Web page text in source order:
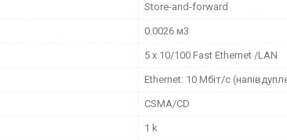
Store-and-forward
0.0026 м3
5 x 10/100 Fast Ethernet /LAN
Ethernet: 10 Мбіт/с
CSMA/CD
1 k